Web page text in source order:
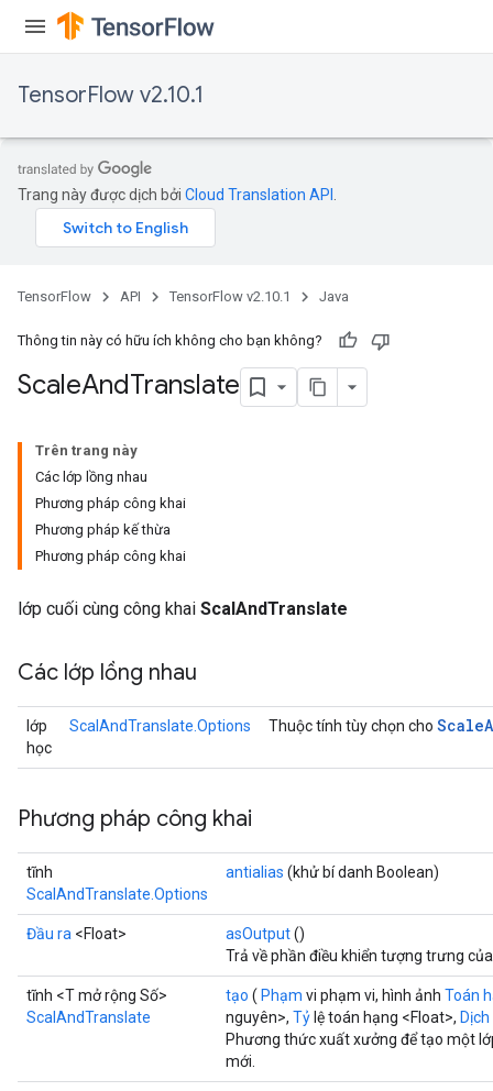
TensorFlow v2.10.1
Trang này được dịch bởi Cloud Translation API
TensorFlow API TensorFlow v2.10.1 Java
Thông tin này có hữu ích không cho bạn không?
ScaleAndTranslate
Trên trang này
Các lớp lồng nhau
Phương pháp công khai
Phương pháp kế thừa
Phương pháp công khai
lớp cuối cùng công khai ScalAndTranslate
Các lớp lồng nhau
lớp
học
ScalAndTranslate.Options Thuộc tính tùy chọn cho Scale
Phương pháp công khai
tĩnh
ScalAndTranslate.Options
antialias (khử bí danh Boolean)
Đầu ra <Float> asOutput()
Trả về phần điều khiển tượng trưng
tĩnh <T mở rộng Số>
ScalAndTranslate
tạo ( Phạm vi phạm vi, hình ảnh Toán
nguyên>, Tỷ lệ toán hạng <Float>, Dịch
Phương thức xuất xưởng để tạo một
mới.